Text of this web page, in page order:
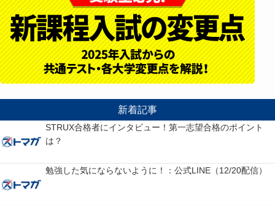
新着記事
STRUX合格者にインタビュー！第一志望合格のポイント
は？
勉強した気にならないように！：公式LINE（12/20配信）